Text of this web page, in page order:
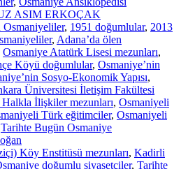
ASIM ERKOÇAK
Osmaniyeliler, 1951 doğumlular, 2013
, Adana’da ölen
Osmaniye Atatürk Lisesi mezunları,
Köyü doğumlular, Osmaniye’nin
Sosyo-Ekonomik Yapısı,
Üniversitesi İletişim Fakültesi
İlişkiler mezunları, Osmaniyeli
Türk eğitimciler, Osmaniyeli
Tarihte Bugün Osmaniye
Köy Enstitüsü mezunları, Kadirli
doğumlu siyasetçiler, Tarihte